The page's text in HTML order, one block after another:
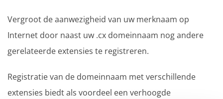
Vergroot de aanwezigheid van uw merknaam op
Internet door naast uw .cx domeinnaam nog andere
gerelateerde extensies te registreren.
Registratie van de domeinnaam met verschillende
extensies biedt als voordeel een verhoogde